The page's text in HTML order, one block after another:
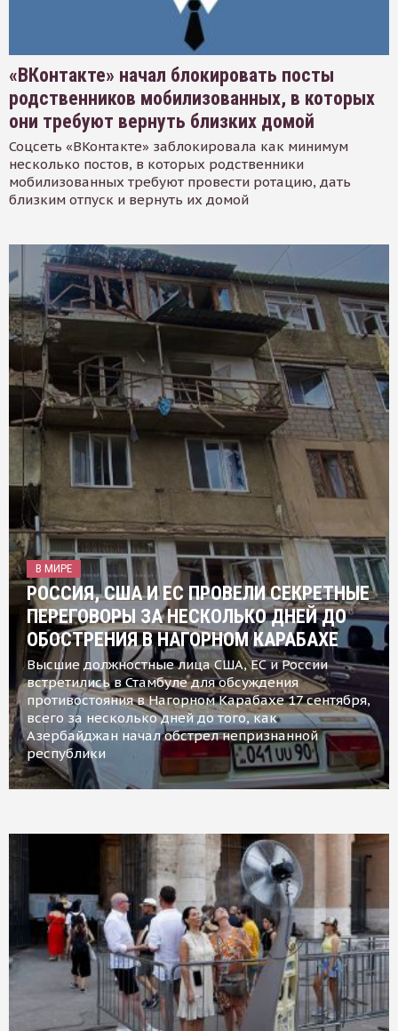
«ВКонтакте» начал блокировать посты
родственников мобилизованных, в которых
они требуют вернуть близких домой
Соцсеть «ВКонтакте» заблокировала как минимум
несколько постов, в которых родственники
мобилизованных требуют провести ротацию, дать
близким отпуск и вернуть их домой
В МИРЕ
РОССИЯ, США И ЕС ПРОВЕЛИ СЕКРЕТНЫЕ
ПЕРЕГОВОРЫ ЗА НЕСКОЛЬКО ДНЕЙ ДО
ОБОСТРЕНИЯ В НАГОРНОМ КАРАБАХЕ
Высшие должностные лица США, ЕС и России
встретились в Стамбуле для обсуждения
противостояния в Нагорном Карабахе 17 сентября,
всего за несколько дней до того, как
Азербайджан начал обстрел непризнанной
республики